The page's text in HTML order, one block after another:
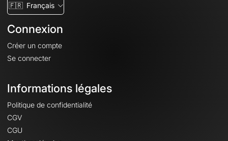
🇫🇷 Français
Connexion
Créer un compte
Se connecter
Informations légales
Politique de confidentialité
CGV
CGU